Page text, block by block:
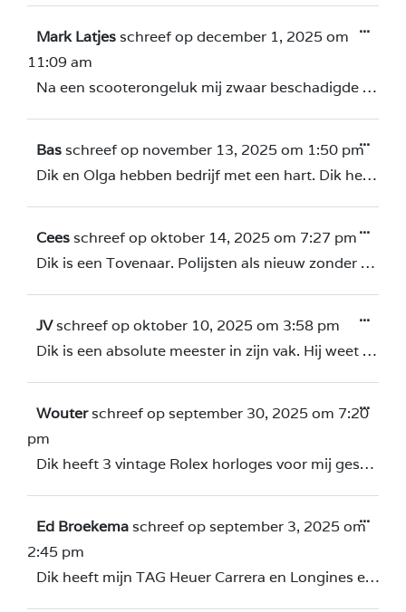
Mark Latjesschreef opdecember 1, 2025om
11:09 am
Na een scooterongeluk mij zwaar beschadigde Breitling opgestuurd naar Dik Wakker, vandaag terugontvangen.. Volledig als nieuw, prachtig gelukt.. man is een tovenaar!!!!
...
Basschreef op november 13, 2025om 1:50 pm
Dik en Olga hebben bedrijf met een hart. Dik heeft mijn vintage Omega seamaster (1990) gepolijst en deze ziet uit alsof hij zo uit als nieuw. Een speciaal compliment voor Olga. Haar service is vriendelijk en prettig. Voortaan zal ik al mijn horloge onderhoud hier doen.
...
Ceesschreef opoktober 14, 2025om 7:27 pm
Dik is een Tovenaar. Polijsten als nieuw zonder verlies van scherpte, laserwelding tot in het kleinste detail. I tip my hat! Tot een volgende keer.
...
JVschreef opoktober 10, 2025om 3:58 pm
Dik is een absolute meester in zijn vak. Hij weet je (kostbare) horloge terug te brengen naar nieuwstaat, mét behoud van alle originele randen, facetten en fabriekspecificaties. In Nederland is er simpelweg niemand die dit niveau haalt, zelfs de AD niet. Dit is mijn 4e keer bij Dik en bij een 5e keer kies ik hem weer. Dank!
...
Wouterschreef opseptember 30, 2025om 7:20
pm
Dik heeft 3 vintage Rolex horloges voor mij geserviced en gerestaureerd. Het resultaat is fantastisch, ze zijn weer als nieuw. Ik ben er heel erg blij mee.
...
Ed Broekemaschreef opseptember 3, 2025om
2:45 pm
Dik heeft mijn TAG Heuer Carrera en Longines een uitgebreide service bent gegeven. Ze lopen weer als een een zonnetje . Prima werk, goede service
...